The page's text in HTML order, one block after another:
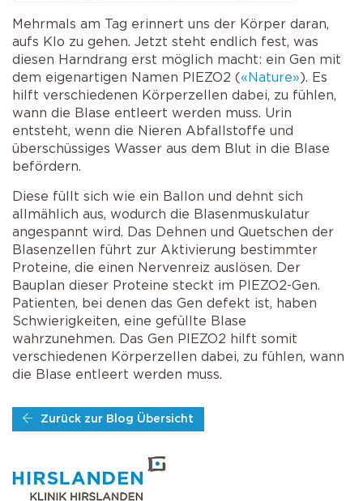
Mehrmals am Tag erinnert uns der Körper daran,
aufs Klo zu gehen. Jetzt steht endlich fest, was
diesen Harndrang erst möglich macht: ein Gen mit
dem eigenartigen Namen PIEZO2 («Nature»). Es
hilft verschiedenen Körperzellen dabei, zu fühlen,
wann die Blase entleert werden muss. Urin
entsteht, wenn die Nieren Abfallstoffe und
überschüssiges Wasser aus dem Blut in die Blase
befördern.
Diese füllt sich wie ein Ballon und dehnt sich
allmählich aus, wodurch die Blasenmuskulatur
angespannt wird. Das Dehnen und Quetschen der
Blasenzellen führt zur Aktivierung bestimmter
Proteine, die einen Nervenreiz auslösen. Der
Bauplan dieser Proteine steckt im PIEZO2-Gen.
Patienten, bei denen das Gen defekt ist, haben
Schwierigkeiten, eine gefüllte Blase
wahrzunehmen. Das Gen PIEZO2 hilft somit
verschiedenen Körperzellen dabei, zu fühlen, wann
die Blase entleert werden muss.
Zurück zur Blog Übersicht